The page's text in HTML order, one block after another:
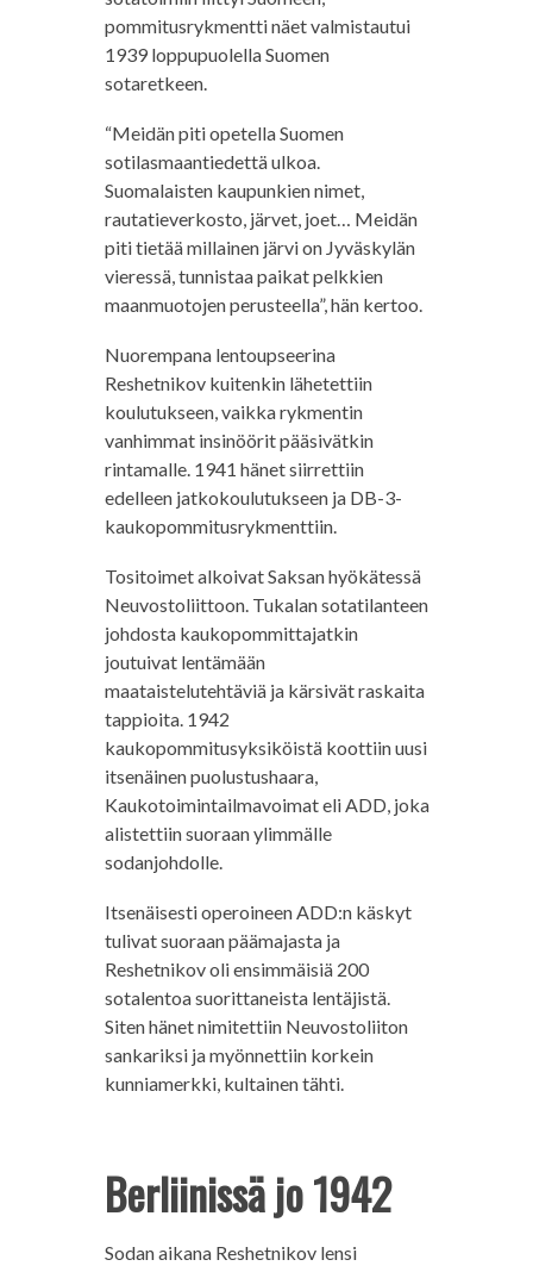
pommitusrykmentti näet valmistautui
1939 loppupuolella Suomen
sotaretkeen.
“Meidän piti opetella Suomen
sotilasmaantiedettä ulkoa.
Suomalaisten kaupunkien nimet,
rautatieverkosto, järvet, joet… Meidän
piti tietää millainen järvi on Jyväskylän
vieressä, tunnistaa paikat pelkkien
maanmuotojen perusteella”, hän kertoo.
Nuorempana lentoupseerina
Reshetnikov kuitenkin lähetettiin
koulutukseen, vaikka rykmentin
vanhimmat insinöörit pääsivätkin
rintamalle. 1941 hänet siirrettiin
edelleen jatkokoulutukseen ja DB-3-
kaukopommitusrykmenttiin.
Tositoimet alkoivat Saksan hyökätessä
Neuvostoliittoon. Tukalan sotatilanteen
johdosta kaukopommittajatkin
joutuivat lentämään
maataistelutehtäviä ja kärsivät raskaita
tappioita. 1942
kaukopommitusyksiköistä koottiin uusi
itsenäinen puolustushaara,
Kaukotoimintailmavoimat eli ADD, joka
alistettiin suoraan ylimmälle
sodanjohdolle.
Itsenäisesti operoineen ADD:n käskyt
tulivat suoraan päämajasta ja
Reshetnikov oli ensimmäisiä 200
sotalentoa suorittaneista lentäjistä.
Siten hänet nimitettiin Neuvostoliiton
sankariksi ja myönnettiin korkein
kunniamerkki, kultainen tähti.
Berliinissä jo 1942
Sodan aikana Reshetnikov lensi